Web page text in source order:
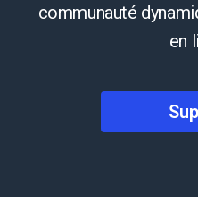
communauté
en